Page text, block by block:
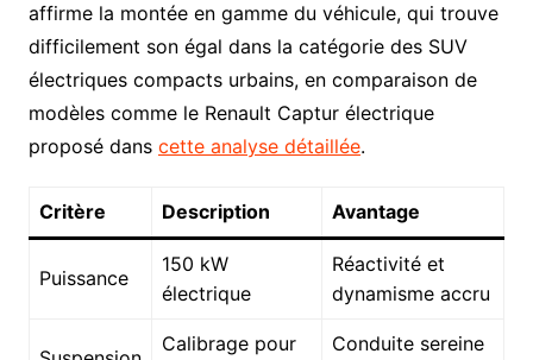
affirme la montée en gamme du véhicule, qui trouve
difficilement son égal dans la catégorie des SUV
électriques compacts urbains, en comparaison de
modèles comme le Renault Captur électrique
proposé dans cette analyse détaillée.
Critère Description Avantage
Puissance
150 kW
électrique
Réactivité et
dynamisme accru
Calibrage pour
Conduite sereine